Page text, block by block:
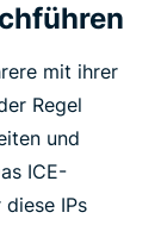
mit ihrer
Regel
und
ICE-
IPs